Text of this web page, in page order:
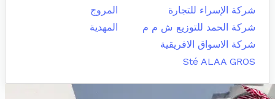
شركة الإسراء للتجارة
المروج
شركة الحمد للتوزيع ش م م
المهدية
شركة الاسواق الافريقية
Sté ALAA GROS